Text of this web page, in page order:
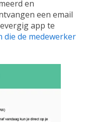
en
een email
app te
die de medewerker